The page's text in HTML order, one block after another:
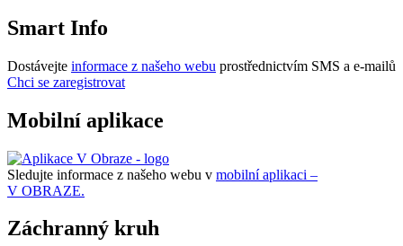
Smart Info
Dostávejte informace z našeho webu prostřednictvím SMS a e-mailů
Chci se zaregistrovat
Mobilní aplikace
Sledujte informace z našeho webu v mobilní aplikaci –
V OBRAZE.
Záchranný kruh